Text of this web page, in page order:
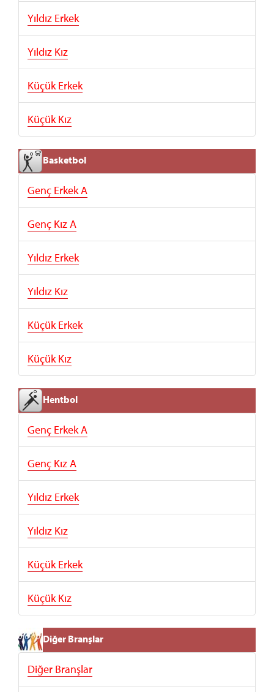
Yıldız Erkek
Yıldız Kız
Küçük Erkek
Küçük Kız
Basketbol
Genç Erkek A
Genç Kız A
Yıldız Erkek
Yıldız Kız
Küçük Erkek
Küçük Kız
Hentbol
Genç Erkek A
Genç Kız A
Yıldız Erkek
Yıldız Kız
Küçük Erkek
Küçük Kız
Diğer Branşlar
Diğer Branşlar